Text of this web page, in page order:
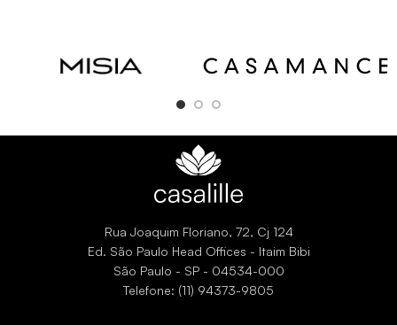
Rua Joaquim Floriano, 72, Cj 124
Ed. São Paulo Head Offices - Itaim Bibi
São Paulo - SP - 04534-000
Telefone: (11) 94373-9805